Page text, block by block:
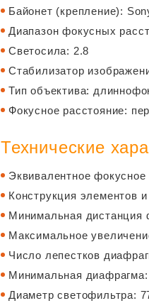
Байонет (крепление):
Диапазон фокусных
Светосила: 2.8
Стабилизатор
Тип объектива:
Фокусное расстояние:
Технические
Эквивалентное
Конструкция элементов
Минимальная дистанция
Максимальное
Число лепестков
Минимальная
Диаметр светофильтра: